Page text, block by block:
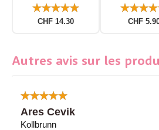
CHF 14.30 CHF
Autres avis sur les
Ares Cevik
Kollbrunn